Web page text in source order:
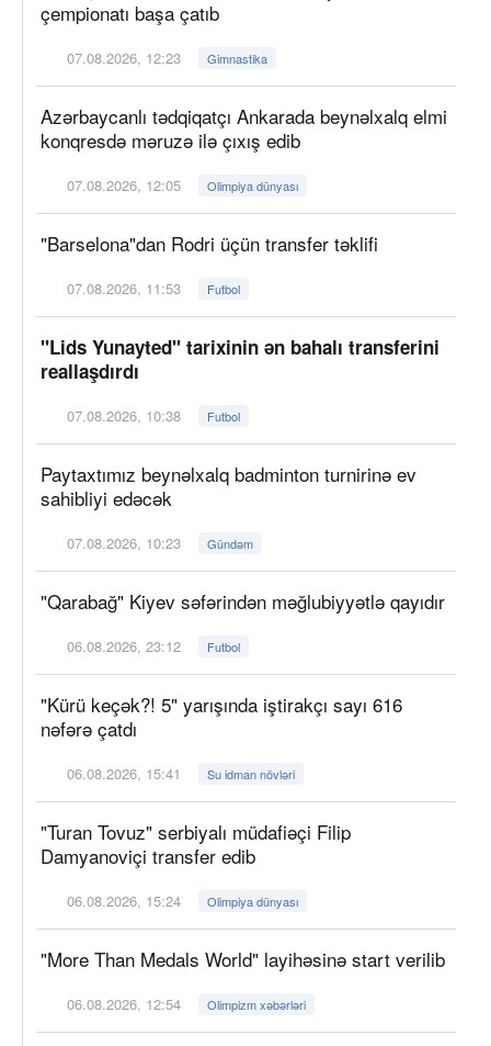
çempionatı başa çatıb
07.08.2026, 12:23 Gimnastika
Azərbaycanlı tədqiqatçı Ankarada beynəlxalq elmi
konqresdə məruzə ilə çıxış edib
07.08.2026, 12:05 Olimpiya dünyası
"Barselona"dan Rodri üçün transfer təklifi
07.08.2026, 11:53 Futbol
"Lids Yunayted" tarixinin ən bahalı transferini
reallaşdırdı
07.08.2026, 10:38 Futbol
Paytaxtımız beynəlxalq badminton turnirinə ev
sahibliyi edəcək
07.08.2026, 10:23 Gündəm
"Qarabağ" Kiyev səfərindən məğlubiyyətlə qayıdır
06.08.2026, 23:12 Futbol
"Kürü keçək?! 5" yarışında iştirakçı sayı 616
nəfərə çatdı
06.08.2026, 15:41 Su idman növləri
"Turan Tovuz" serbiyalı müdafiəçi Filip
Damyanoviçi transfer edib
06.08.2026, 15:24 Olimpiya dünyası
"More Than Medals World" layihəsinə start verilib
06.08.2026, 12:54 Olimpizm xəbərləri